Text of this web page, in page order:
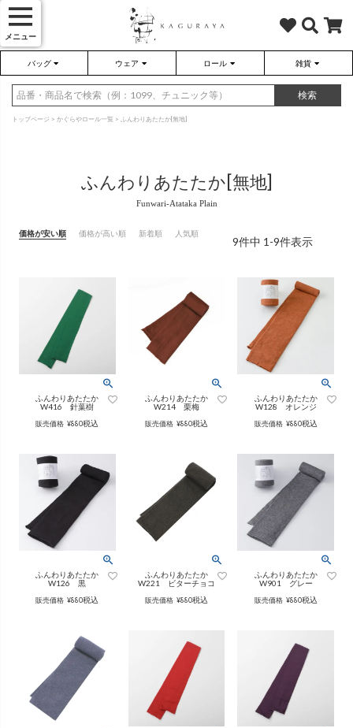
メニュー
バッグ
かぐらやバッグ
ショルダーバッグ ポーチ・小物
かぐらやバッグ一覧
ウェア
かぐらやウェア
ワンピース チュニック
ベスト カーディガン
ブラウス カラーブラウス
パンツ
ロール
かぐらやロール
（綿80%、ポリエステル15%、
（綿80%、ポリエステル15%、
ふんわりあたたか（無地）
（綿56%、アクリル24%、
ナイロン16%、ポリウレタン4%）
ふんわりあたたか
（ボーダー）
（綿56%、アクリル24%、
ナイロン16%、ポリウレタン4%）
絹
ポリエステル18％、
シルク4％、ポリウレタン2%）
絹プラス（ボーダー）
（レーヨン76%、
ポリエステル18%、
シルク4%
ポリウレタン2%）
麻
（綿56％、ポリエステル：18％、
（ボーダー）
（綿56%、ポリエステル18%、
雑貨
雑貨
ソックス・タイツ・ストッキ
インテリア雑貨
雑貨一覧
検索
トップページ かぐらやロール一覧 ふんわりあたたか[無地]
ふんわりあたたか[無地]
価格が安い順 価格が高い順 新着順 人気順
9件中 1 -9件表示
ふんわりあたたか
W416 針葉樹
販売価格 ¥880税込
ふんわりあたたか
W214 栗梅
販売価格 ¥880税込
ふんわりあたたか
W128 オレンジ
販売価格 ¥880税込
ふんわりあたたか
W126 黒
販売価格 ¥880税込
ふんわりあたたか
W221 ビターチョコ
販売価格 ¥880税込
ふんわりあたたか
W901 グレー
販売価格 ¥880税込